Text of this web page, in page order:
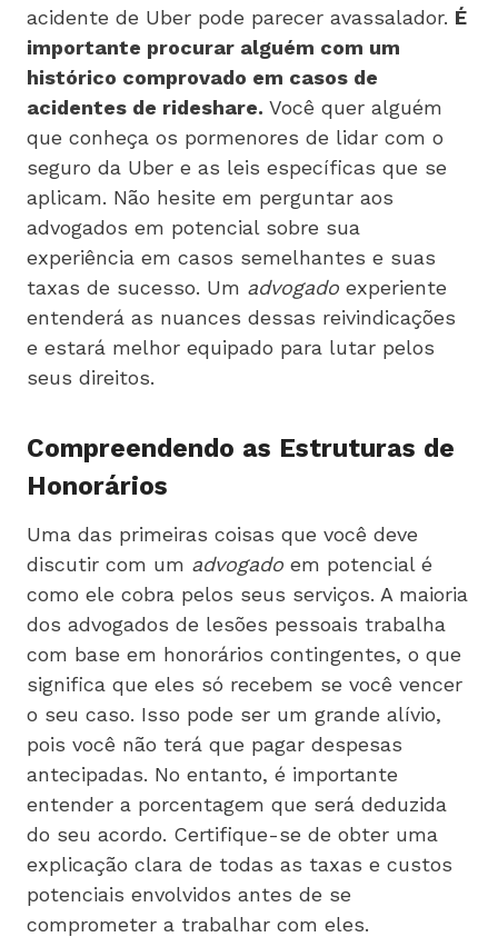
acidente de Uber pode parecer avassalador. É
importante procurar alguém com um
histórico comprovado em casos de
acidentes de rideshare. Você quer alguém
que conheça os pormenores de lidar com o
seguro da Uber e as leis específicas que se
aplicam. Não hesite em perguntar aos
advogados em potencial sobre sua
experiência em casos semelhantes e suas
taxas de sucesso. Um advogado experiente
entenderá as nuances dessas reivindicações
e estará melhor equipado para lutar pelos
seus direitos.
Compreendendo as Estruturas de
Honorários
Uma das primeiras coisas que você deve
discutir com um advogado em potencial é
como ele cobra pelos seus serviços. A maioria
dos advogados de lesões pessoais trabalha
com base em honorários contingentes, o que
significa que eles só recebem se você vencer
o seu caso. Isso pode ser um grande alívio,
pois você não terá que pagar despesas
antecipadas. No entanto, é importante
entender a porcentagem que será deduzida
do seu acordo. Certifique-se de obter uma
explicação clara de todas as taxas e custos
potenciais envolvidos antes de se
comprometer a trabalhar com eles.